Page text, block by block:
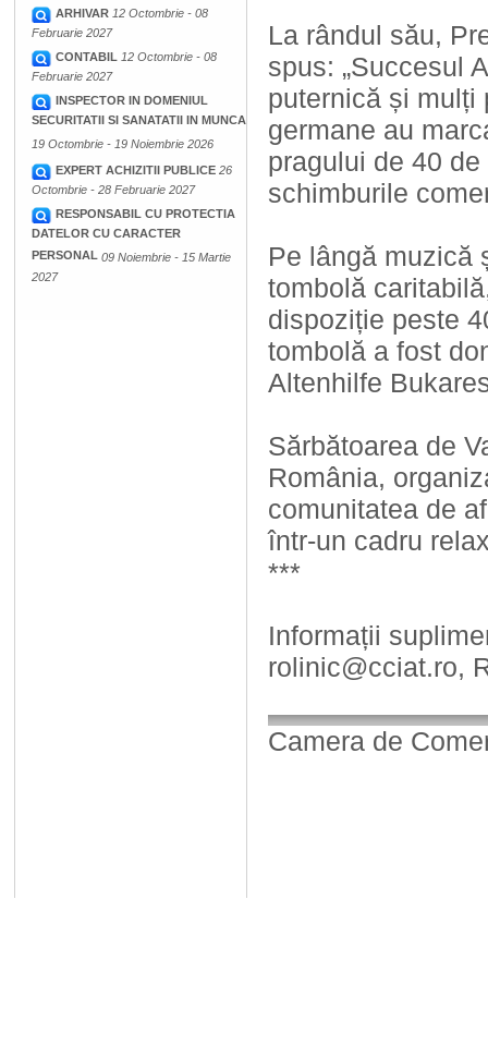
ARHIVAR 12 Octombrie - 08
Februarie 2027
CONTABIL 12 Octombrie - 08
Februarie 2027
INSPECTOR IN DOMENIUL
SECURITATII SI SANATATII IN MUNCA
19 Octombrie - 19 Noiembrie 2026
EXPERT ACHIZITII PUBLICE 26
Octombrie - 28 Februarie 2027
RESPONSABIL CU PROTECTIA
DATELOR CU CARACTER
PERSONAL 09 Noiembrie - 15 Martie
2027
La rândul său,
spus: „Succesul
puternică și mulți
germane au
pragului de 40
schimburile
Pe lângă muzică
tombolă
dispoziție peste
tombolă a fost
Altenhilfe
Sărbătoarea de
România,
comunitatea de
într-un cadru
***
Informații
rolinic@cciat.ro,
Camera de